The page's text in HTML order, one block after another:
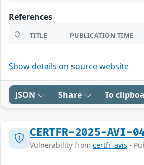
References
TITLE PUBLICATION TIME
Show details on source website
JSON Share To
CERTFR-2025-AVI-
Vulnerability from certfr_avis -